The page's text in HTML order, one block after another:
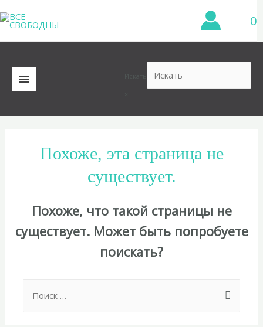
к
содержимому
0
MAIN
MENU
Похоже, эта страница не
существует.
Похоже, что такой страницы не
существует. Может быть попробуете
поискать?
for: